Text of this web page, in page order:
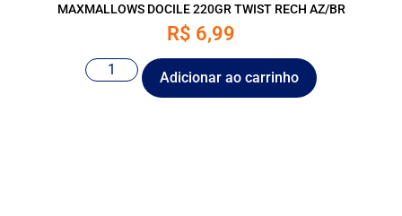
MAXMALLOWS DOCILE 220GR TWIST RECH AZ/BR
R$ 6,99
Adicionar ao carrinho